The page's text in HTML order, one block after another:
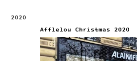
2020
Afflelou Christmas 2020